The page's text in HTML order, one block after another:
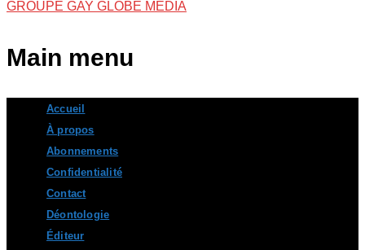
GROUPE GAY GLOBE MÉDIA
Main menu
content
Accueil
À propos
Abonnements
Confidentialité
Contact
Déontologie
Éditeur